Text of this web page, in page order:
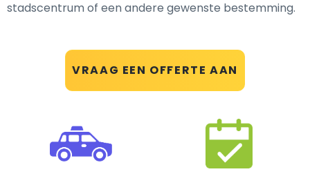
VRAAG EEN OFFERTE AAN
stadscentrum of een andere gewenste bestemming.